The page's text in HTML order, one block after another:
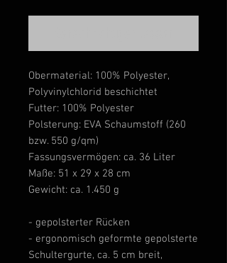
Obermaterial: 100% Polyester,
Polyvinylchlorid beschichtet
Futter: 100% Polyester
Polsterung: EVA Schaumstoff (260
bzw. 550 g/qm)
Fassungsvermögen: ca. 36 Liter
Maße: 51 x 29 x 28 cm
Gewicht: ca. 1.450 g
- gepolsterter Rücken
- ergonomisch geformte gepolsterte
Schultergurte, ca. 5 cm breit,